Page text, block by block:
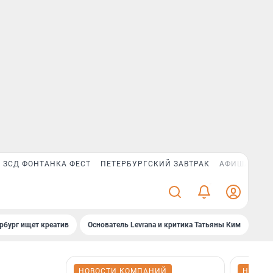
ЗСД ФОНТАНКА ФЕСТ ПЕТЕРБУРГСКИЙ ЗАВТРАК АФИША PLUS
ищет креатив Основатель Levrana и критика Татьяны Ким
НОВОСТИ КОМПАНИЙ